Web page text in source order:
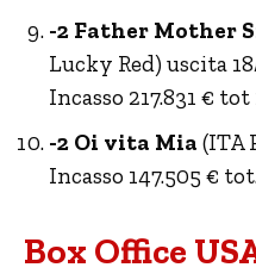
-2 Father Mother
Lucky Red) uscita
Incasso 217.831 € tot
-2 Oi vita Mia (ITA
Incasso 147.505 €
Box Office